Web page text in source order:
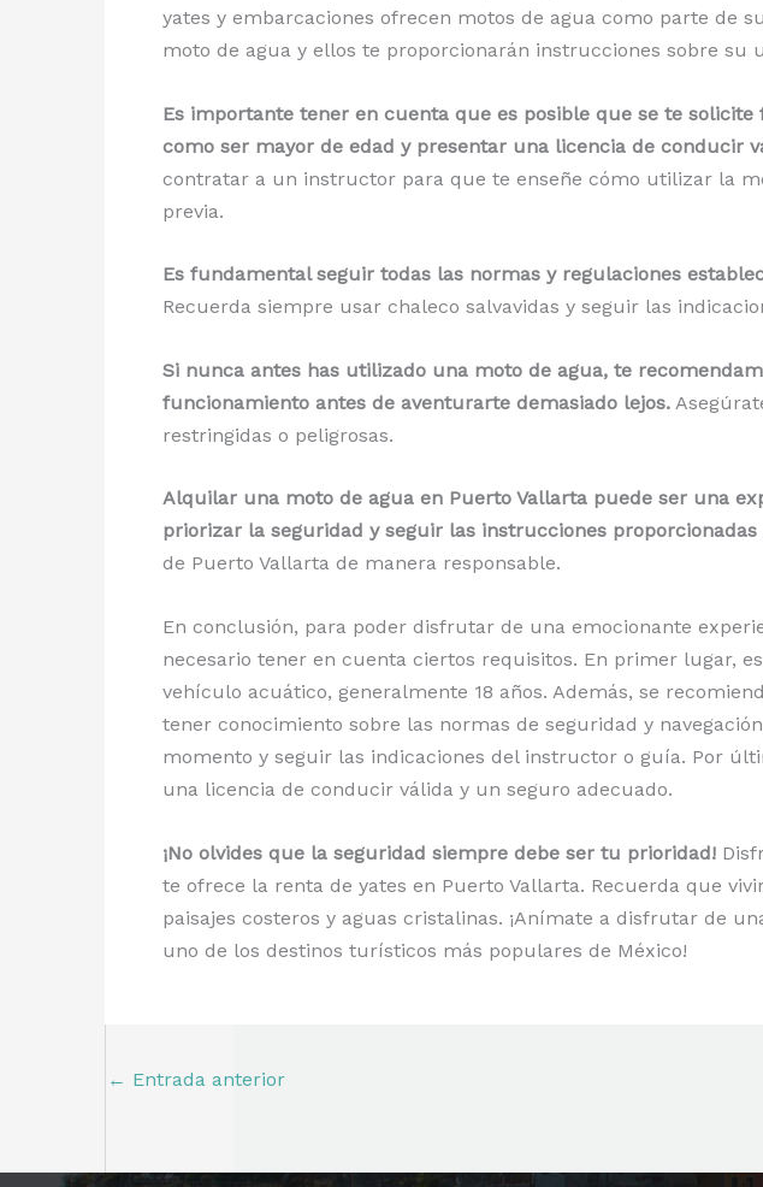
yates y embarcaciones ofrecen motos de agua como parte de
moto de agua y ellos te proporcionarán instrucciones sobre su
Es importante tener en cuenta que es posible que se te
como ser mayor de edad y presentar una licencia de conducir
contratar a un instructor para que te enseñe cómo utilizar la
previa.
Es fundamental seguir todas las normas y regulaciones
Recuerda siempre usar chaleco salvavidas y seguir las
Si nunca antes has utilizado una moto de agua, te
funcionamiento antes de aventurarte demasiado lejos.
restringidas o peligrosas.
Alquilar una moto de agua en Puerto Vallarta puede ser una
priorizar la seguridad y seguir las instrucciones
de Puerto Vallarta de manera responsable.
En conclusión, para poder disfrutar de una emocionante
necesario tener en cuenta ciertos requisitos. En primer lugar,
vehículo acuático, generalmente 18 años. Además, se
tener conocimiento sobre las normas de seguridad y
momento y seguir las indicaciones del instructor o guía. Por
una licencia de conducir válida y un seguro adecuado.
¡No olvides que la seguridad siempre debe ser tu prioridad!
te ofrece la renta de yates en Puerto Vallarta. Recuerda que
paisajes costeros y aguas cristalinas. ¡Anímate a disfrutar de
uno de los destinos turísticos más populares de México!
← Entrada anterior